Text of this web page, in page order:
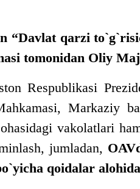
“Davlat qarzi
tomonidan Oliy
Respublikasi
Markaziy
vakolatlari
jumladan,
qoidalar